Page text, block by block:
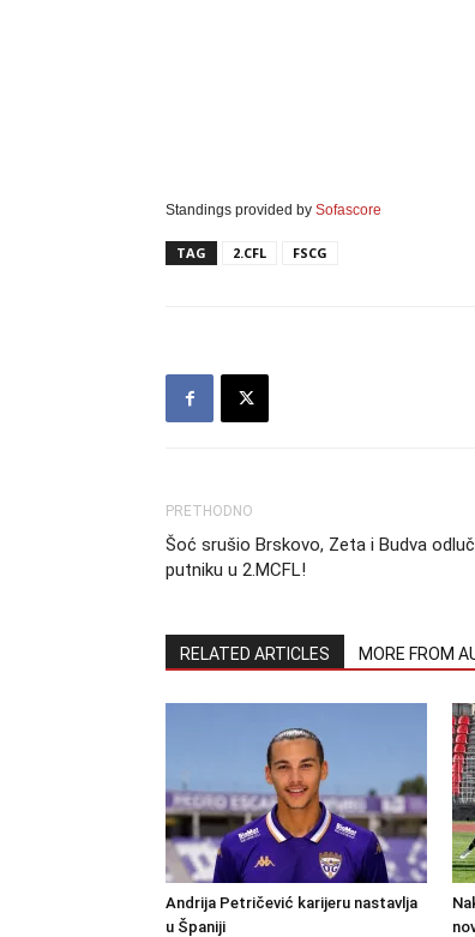
Standings provided by Sofascore
TAG 2.CFL FSCG
PRETHODNO
Šoć srušio Brskovo, Zeta i Budva
putniku u 2.MCFL!
RELATED ARTICLES MORE FROM
Andrija Petričević karijeru nastavlja
u Španiji